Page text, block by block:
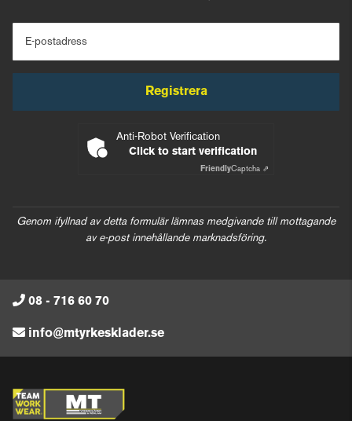
E-postadress
Registrera
Anti-Robot Verification
Click to start verification
FriendlyCaptcha ⇗
Genom ifyllnad av detta formulär lämnas medgivande till mottagande
av e-post innehållande marknadsföring.
08 - 716 60 70
info@mtyrkesklader.se